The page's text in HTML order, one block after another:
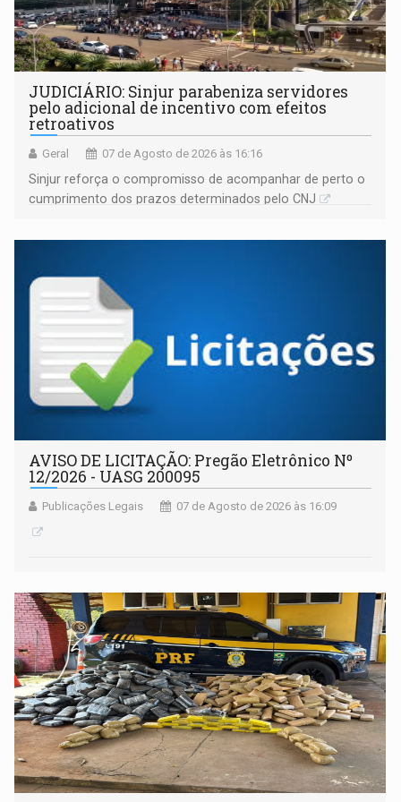
JUDICIÁRIO: Sinjur parabeniza servidores
pelo adicional de incentivo com efeitos
retroativos
Geral 07 de Agosto de 2026 às 16:16
Sinjur reforça o compromisso de acompanhar de perto o
cumprimento dos prazos determinados pelo CNJ
AVISO DE LICITAÇÃO: Pregão Eletrônico Nº
12/2026 - UASG 200095
Publicações Legais 07 de Agosto de 2026 às 16:09